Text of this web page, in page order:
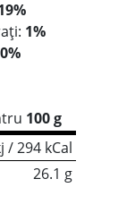
1%
100 g
/ 294 kCal
26.1 g